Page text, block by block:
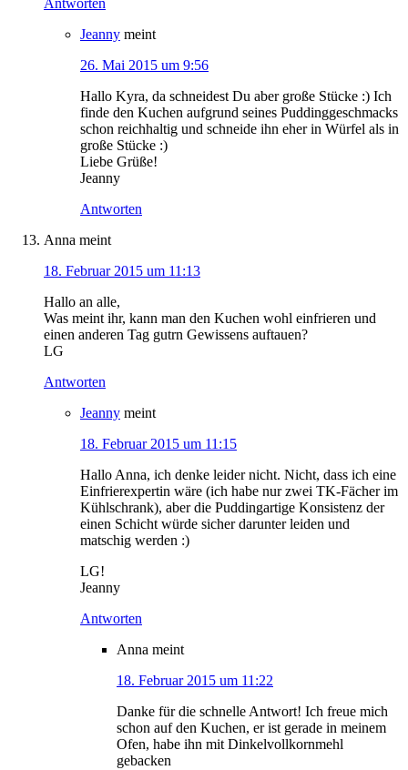
Antworten
Jeanny meint
26. Mai 2015 um 9:56
Hallo Kyra, da schneidest Du aber große Stücke :) Ich
finde den Kuchen aufgrund seines Puddinggeschmacks
schon reichhaltig und schneide ihn eher in Würfel als in
große Stücke :)
Liebe Grüße!
Jeanny
Antworten
Anna meint
18. Februar 2015 um 11:13
Hallo an alle,
Was meint ihr, kann man den Kuchen wohl einfrieren und
einen anderen Tag gutrn Gewissens auftauen?
LG
Antworten
Jeanny meint
18. Februar 2015 um 11:15
Hallo Anna, ich denke leider nicht. Nicht, dass ich eine
Einfrierexpertin wäre (ich habe nur zwei TK-Fächer im
Kühlschrank), aber die Puddingartige Konsistenz der
einen Schicht würde sicher darunter leiden und
matschig werden :)
LG!
Jeanny
Antworten
Anna meint
18. Februar 2015 um 11:22
Danke für die schnelle Antwort! Ich freue mich
schon auf den Kuchen, er ist gerade in meinem
Ofen, habe ihn mit Dinkelvollkornmehl
gebacken